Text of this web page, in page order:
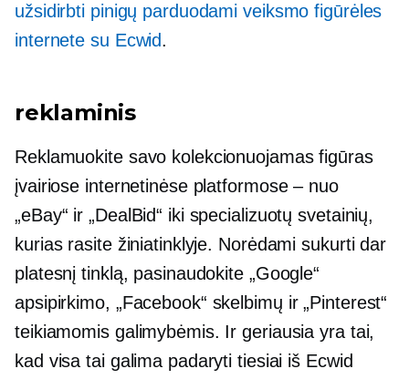
užsidirbti pinigų parduodami veiksmo figūrėles
internete su Ecwid.
reklaminis
Reklamuokite savo kolekcionuojamas figūras
įvairiose internetinėse platformose – nuo ​​
„eBay“ ir „DealBid“ iki specializuotų svetainių,
kurias rasite žiniatinklyje. Norėdami sukurti dar
platesnį tinklą, pasinaudokite „Google“
apsipirkimo, „Facebook“ skelbimų ir „Pinterest“
teikiamomis galimybėmis. Ir geriausia yra tai,
kad visa tai galima padaryti tiesiai iš Ecwid